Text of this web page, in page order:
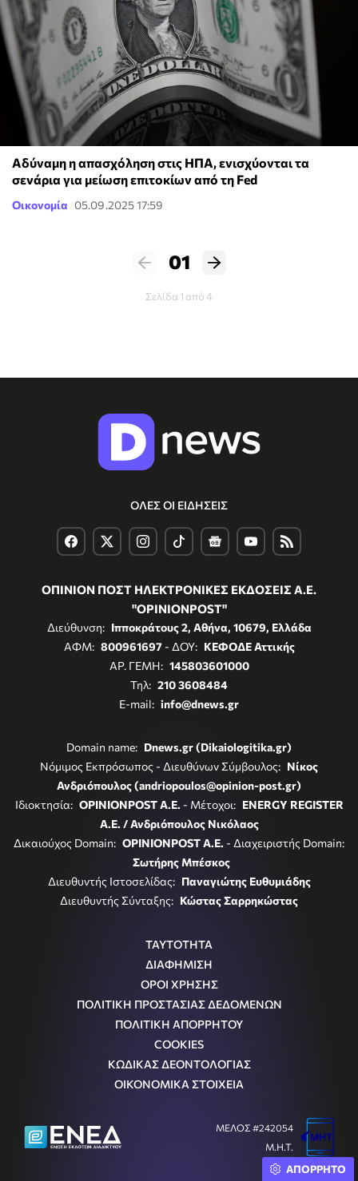
Αδύναμη η απασχόληση στις ΗΠΑ, ενισχύονται τα
σενάρια για μείωση επιτοκίων από τη Fed
Οικονομία 05.09.2025 17:59
01
Σελίδα 1 από 4
ΟΛΕΣ ΟΙ ΕΙΔΗΣΕΙΣ
ΟΠΙΝΙΟΝ ΠΟΣΤ ΗΛΕΚΤΡΟΝΙΚΕΣ ΕΚΔΟΣΕΙΣ Α.Ε.
"OPINIONPOST"
Διεύθυνση: Ιπποκράτους 2, Αθήνα, 10679, Ελλάδα
ΑΦΜ: 800961697- ΔΟΥ: ΚΕΦΟΔΕ Αττικής
ΑΡ. ΓΕΜΗ: 145803601000
Τηλ: 210 3608484
E-mail: info@dnews.gr
Domain name: Dnews.gr (Dikaiologitika.gr)
Νόμιμος Εκπρόσωπος - Διευθύνων Σύμβουλος: Νίκος
Ανδριόπουλος (andriopoulos@opinion-post.gr)
Ιδιοκτησία: OPINIONPOST A.E. - Μέτοχοι: ENERGY REGISTER
Α.Ε. / Ανδριόπουλος Νικόλαος
Δικαιούχος Domain: OPINIONPOST A.E. - Διαχειριστής Domain:
Σωτήρης Μπέσκος
Διευθυντής Ιστοσελίδας: Παναγιώτης Ευθυμιάδης
Διευθυντής Σύνταξης: Κώστας Σαρρηκώστας
ΤΑΥΤΟΤΗΤΑ
ΔΙΑΦΗΜΙΣΗ
ΟΡΟΙ ΧΡΗΣΗΣ
ΠΟΛΙΤΙΚΗ ΠΡΟΣΤΑΣΙΑΣ ΔΕΔΟΜΕΝΩΝ
ΠΟΛΙΤΙΚΗ ΑΠΟΡΡΗΤΟΥ
COOKIES
ΚΩΔΙΚΑΣ ΔΕΟΝΤΟΛΟΓΙΑΣ
ΟΙΚΟΝΟΜΙΚΑ ΣΤΟΙΧΕΙΑ
ΜΕΛΟΣ #242054
Μ.Η.Τ.
ΑΠΟΡΡΗΤΟ